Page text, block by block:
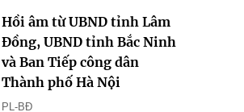
Hồi âm từ UBND tỉnh Lâm
Đồng, UBND tỉnh Bắc Ninh
và Ban Tiếp công dân
Thành phố Hà Nội
PL-BĐ